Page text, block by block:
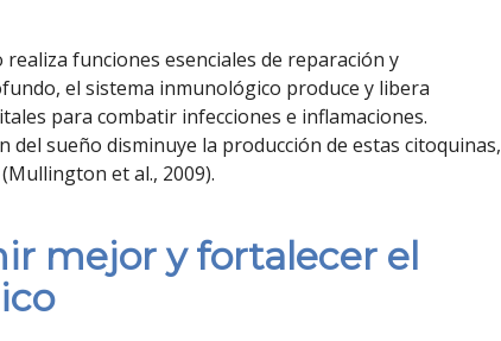
funciones esenciales de reparación y
el sistema inmunológico produce y libera
para combatir infecciones e inflamaciones.
del sueño disminuye la producción de estas citoquinas,
et al., 2009).
mejor y fortalecer el